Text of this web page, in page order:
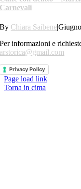
Carnevali
By Chiara Saibene|
Per informazioni e
arstorica@gmail.com
Privacy Policy
Page load link
Torna in cima